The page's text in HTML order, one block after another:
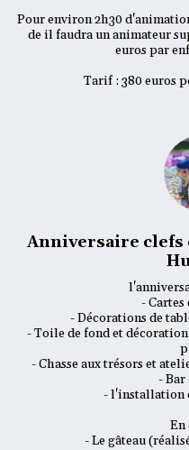
Pour environ 2h30
de il faudra un animateur
euros par
Tarif : 380 euros
Anniversaire clefs
-
- Décorations de
- Toile de fond et
- Chasse aux trésors et
- Bar
- l'installation
En
- Le gâteau